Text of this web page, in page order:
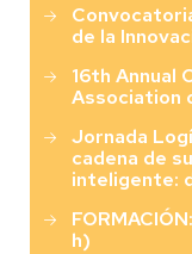
de la
16th Annual
Association
Jornada
cadena de
inteligente:
h)